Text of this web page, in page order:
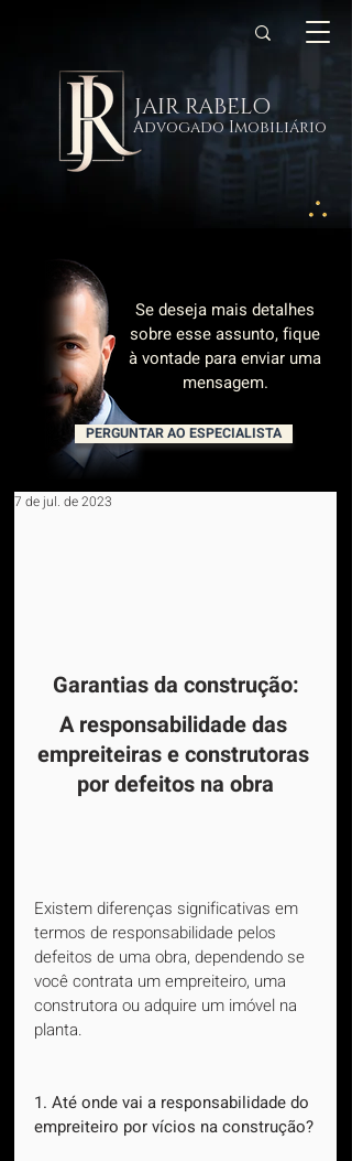
JAIR RABELO
Advogado Imobiliário
Se deseja mais detalhes
sobre esse assunto, fique
à vontade para enviar uma
mensagem.
PERGUNTAR AO ESPECIALISTA
7 de jul. de 2023
Garantias da construção:
A responsabilidade das
empreiteiras e construtoras
por defeitos na obra
Existem diferenças significativas em
termos de responsabilidade pelos
defeitos de uma obra, dependendo se
você contrata um empreiteiro, uma
construtora ou adquire um imóvel na
planta.
1. Até onde vai a responsabilidade do
empreiteiro por vícios na construção?